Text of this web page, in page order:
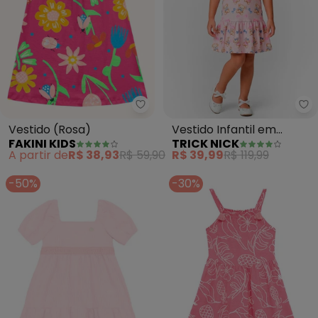
Fakini Kids - Vestido (Rosa)
Vestido (Rosa)
FAKINI KIDS
A partir deR$ 38,93R$ 59,90
Vestido Infantil em
Cotton Leve (Rosa)
TRICK NICK
R$ 39,99R$ 119,99
-50%
-30%